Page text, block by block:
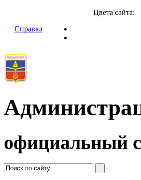
Справка
Цвета сайта:
официальный